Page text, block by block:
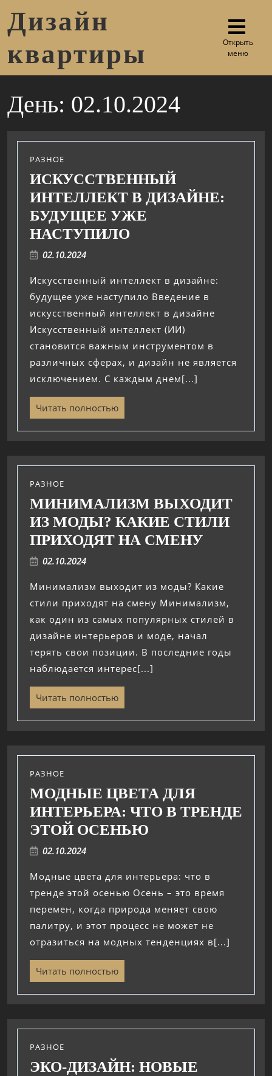
Дизайн
квартиры
Открыть
меню
День: 02.10.2024
РАЗНОЕ
ИСКУССТВЕННЫЙ
ИНТЕЛЛЕКТ В ДИЗАЙНЕ:
БУДУЩЕЕ УЖЕ
НАСТУПИЛО
02.10.2024
Искусственный интеллект в дизайне:
будущее уже наступило Введение в
искусственный интеллект в дизайне
Искусственный интеллект (ИИ)
становится важным инструментом в
различных сферах, и дизайн не является
исключением. С каждым днем[...]
Читать полностью
РАЗНОЕ
МИНИМАЛИЗМ ВЫХОДИТ
ИЗ МОДЫ? КАКИЕ СТИЛИ
ПРИХОДЯТ НА СМЕНУ
02.10.2024
Минимализм выходит из моды? Какие
стили приходят на смену Минимализм,
как один из самых популярных стилей в
дизайне интерьеров и моде, начал
терять свои позиции. В последние годы
наблюдается интерес[...]
Читать полностью
РАЗНОЕ
МОДНЫЕ ЦВЕТА ДЛЯ
ИНТЕРЬЕРА: ЧТО В ТРЕНДЕ
ЭТОЙ ОСЕНЬЮ
02.10.2024
Модные цвета для интерьера: что в
тренде этой осенью Осень – это время
перемен, когда природа меняет свою
палитру, и этот процесс не может не
отразиться на модных тенденциях в[...]
Читать полностью
РАЗНОЕ
ЭКО-ДИЗАЙН: НОВЫЕ